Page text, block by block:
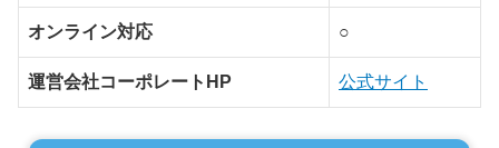
オンライン対応 ○
運営会社コーポレートHP 公式サイト